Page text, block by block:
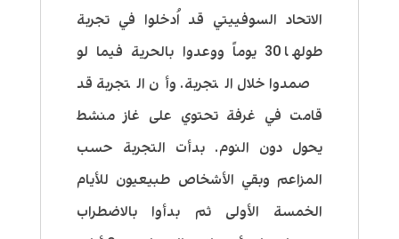
الاتحاد السوفييتي قد اُدخلوا في تجربة
طولها 30 يوماً ووعدوا بالحرية فيما لو
صمدوا خلال التجربة. وأن التجربة قد
قامت في غرفة تحتوي على غاز منشط
يحول دون النوم. بدأت التجربة حسب
المزاعم وبقي الأشخاص طبيعيون للأيام
الخمسة الأولى ثم بدأوا بالاضطراب